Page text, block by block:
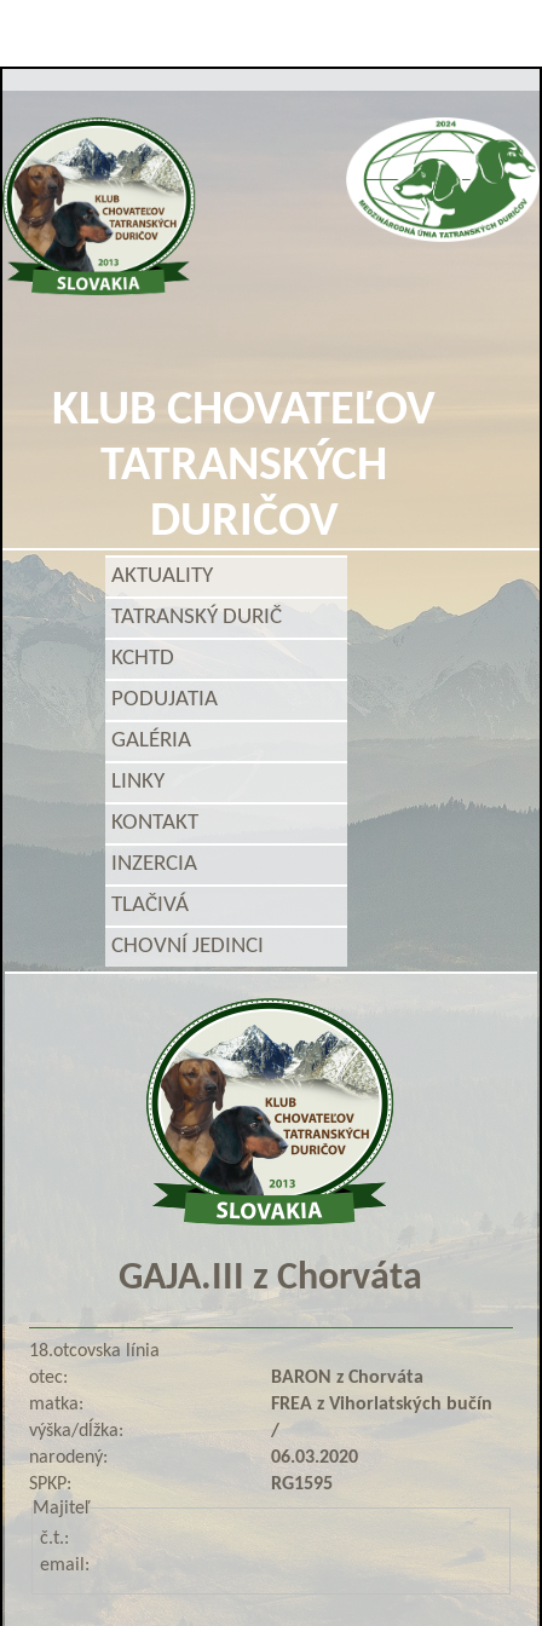
KLUB CHOVATEĽOV
TATRANSKÝCH
DURIČOV
AKTUALITY
TATRANSKÝ DURIČ
KCHTD
PODUJATIA
GALÉRIA
LINKY
KONTAKT
INZERCIA
TLAČIVÁ
CHOVNÍ JEDINCI
GAJA.III z Chorváta
18.otcovska línia
otec:
BARON z Chorváta
matka:
FREA z Vihorlatských bučín
výška/dĺžka:
/
narodený:
06.03.2020
SPKP:
RG1595
Majiteľ
č.t.:
email: